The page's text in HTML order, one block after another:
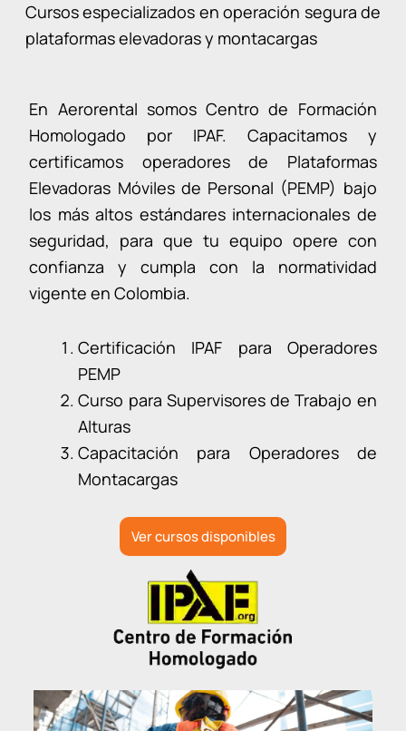
Cursos especializados en operación segura de
plataformas elevadoras y montacargas
En Aerorental somos Centro de Formación
Homologado por IPAF. Capacitamos y
certificamos operadores de Plataformas
Elevadoras Móviles de Personal (PEMP) bajo
los más altos estándares internacionales de
seguridad, para que tu equipo opere con
confianza y cumpla con la normatividad
vigente en Colombia.
Certificación IPAF para Operadores
PEMP
Curso para Supervisores de Trabajo en
Alturas
Capacitación para Operadores de
Montacargas
Ver cursos disponibles